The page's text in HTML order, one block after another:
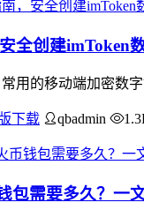
全创建imToken
常用的移动端加密数
下载 qbadmin
包需要多久？一